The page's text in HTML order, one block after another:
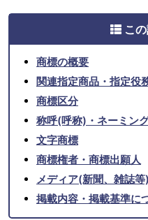
こ
商標の概要
関連指定商品・指定役
商標区分
称呼(呼称)・ネーミン
文字商標
商標権者・商標出願人
メディア(新聞、雑誌
掲載内容・掲載基準に